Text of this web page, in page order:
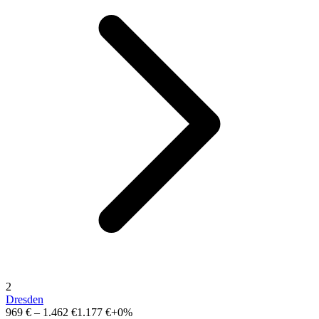
2
Dresden
969 € – 1.462 €1.177 €+0%